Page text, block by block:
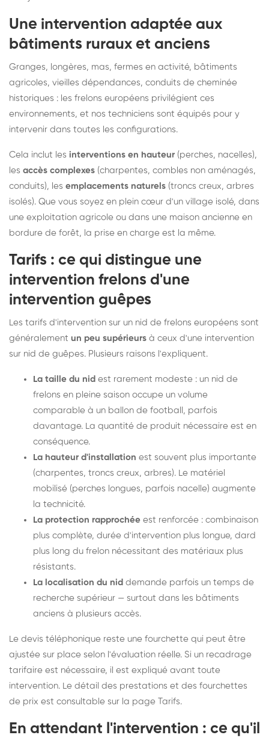
Une intervention adaptée aux
bâtiments ruraux et anciens
Granges, longères, mas, fermes en activité, bâtiments
agricoles, vieilles dépendances, conduits de cheminée
historiques : les frelons européens privilégient ces
environnements, et nos techniciens sont équipés pour y
intervenir dans toutes les configurations.
Cela inclut les interventions en hauteur (perches, nacelles),
les accès complexes (charpentes, combles non aménagés,
conduits), les emplacements naturels (troncs creux, arbres
isolés). Que vous soyez en plein cœur d'un village isolé, dans
une exploitation agricole ou dans une maison ancienne en
bordure de forêt, la prise en charge est la même.
Tarifs : ce qui distingue une
intervention frelons d'une
intervention guêpes
Les tarifs d'intervention sur un nid de frelons européens sont
généralement un peu supérieurs à ceux d'une intervention
sur nid de guêpes. Plusieurs raisons l'expliquent.
La taille du nid est rarement modeste : un nid de
frelons en pleine saison occupe un volume
comparable à un ballon de football, parfois
davantage. La quantité de produit nécessaire est en
conséquence.
La hauteur d'installation est souvent plus importante
(charpentes, troncs creux, arbres). Le matériel
mobilisé (perches longues, parfois nacelle) augmente
la technicité.
La protection rapprochée est renforcée : combinaison
plus complète, durée d'intervention plus longue, dard
plus long du frelon nécessitant des matériaux plus
résistants.
La localisation du nid demande parfois un temps de
recherche supérieur — surtout dans les bâtiments
anciens à plusieurs accès.
Le devis téléphonique reste une fourchette qui peut être
ajustée sur place selon l'évaluation réelle. Si un recadrage
tarifaire est nécessaire, il est expliqué avant toute
intervention. Le détail des prestations et des fourchettes
de prix est consultable sur la page Tarifs.
En attendant l'intervention : ce qu'il